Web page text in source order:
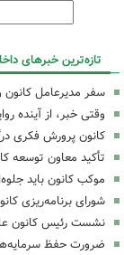
تازه‌ترین خبرهای
سفر مدیرعامل کانون
وقتی خبر، از آینده
کانون پرورش فکری
تأکید معاون توسعه
موکب کانون باید
شورای برنامه‌ریزی
نشست رئیس کانون
ضرورت حفظ